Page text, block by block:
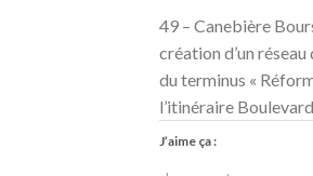
49 – Canebière
création d’un
du terminus «
l’itinéraire
J’aime ça :